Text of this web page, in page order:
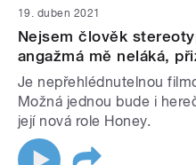
19. duben 2021
Nejsem člověk
angažmá mě neláká,
Je nepřehlédnutelnou
Možná jednou bude i
její nová role Honey.